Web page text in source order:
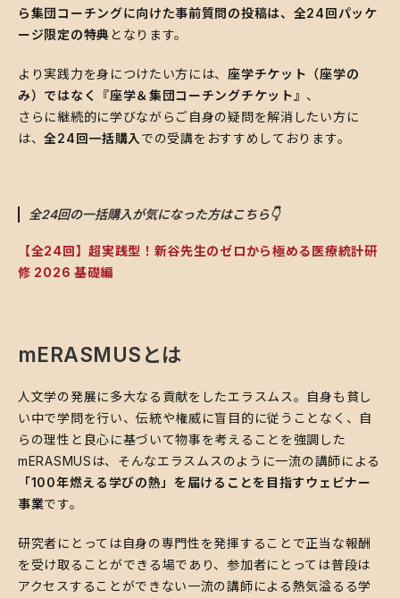
ら集団コーチングに向けた事前質問の投稿は、全24回パッケ
ージ限定の特典となります。
​より実践力を身につけたい方には、座学チケット（座学の
み）ではなく『座学＆集団コーチングチケット』 、
さらに継続的に学びながらご自身の疑問を解消したい方に
は、全24回一括購入 での受講をおすすめしております。
全24回の一括購入が気になった方はこちら👇
【全24回】超実践型！新谷先生のゼロから極める医療統計研
修 2026 基礎編
mERASMUSとは
人文学の発展に多大なる貢献をしたエラスムス。自身も貧し
い中で学問を行い、伝統や権威に盲目的に従うことなく、自
らの理性と良心に基づいて物事を考えることを強調した
mERASMUSは、そんなエラスムスのように一流の講師による
「100年燃える学びの熱」を届けることを目指すウェビナー
事業です。
研究者にとっては自身の専門性を発揮することで正当な報酬
を受け取ることができる場であり、参加者にとっては普段は
アクセスすることができない一流の講師による熱気溢るる学